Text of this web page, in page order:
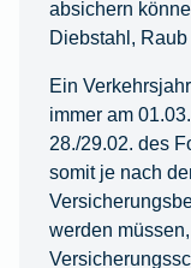
absichern
Diebstahl,
Ein
immer am
28./29.02. des
somit je nach
werden